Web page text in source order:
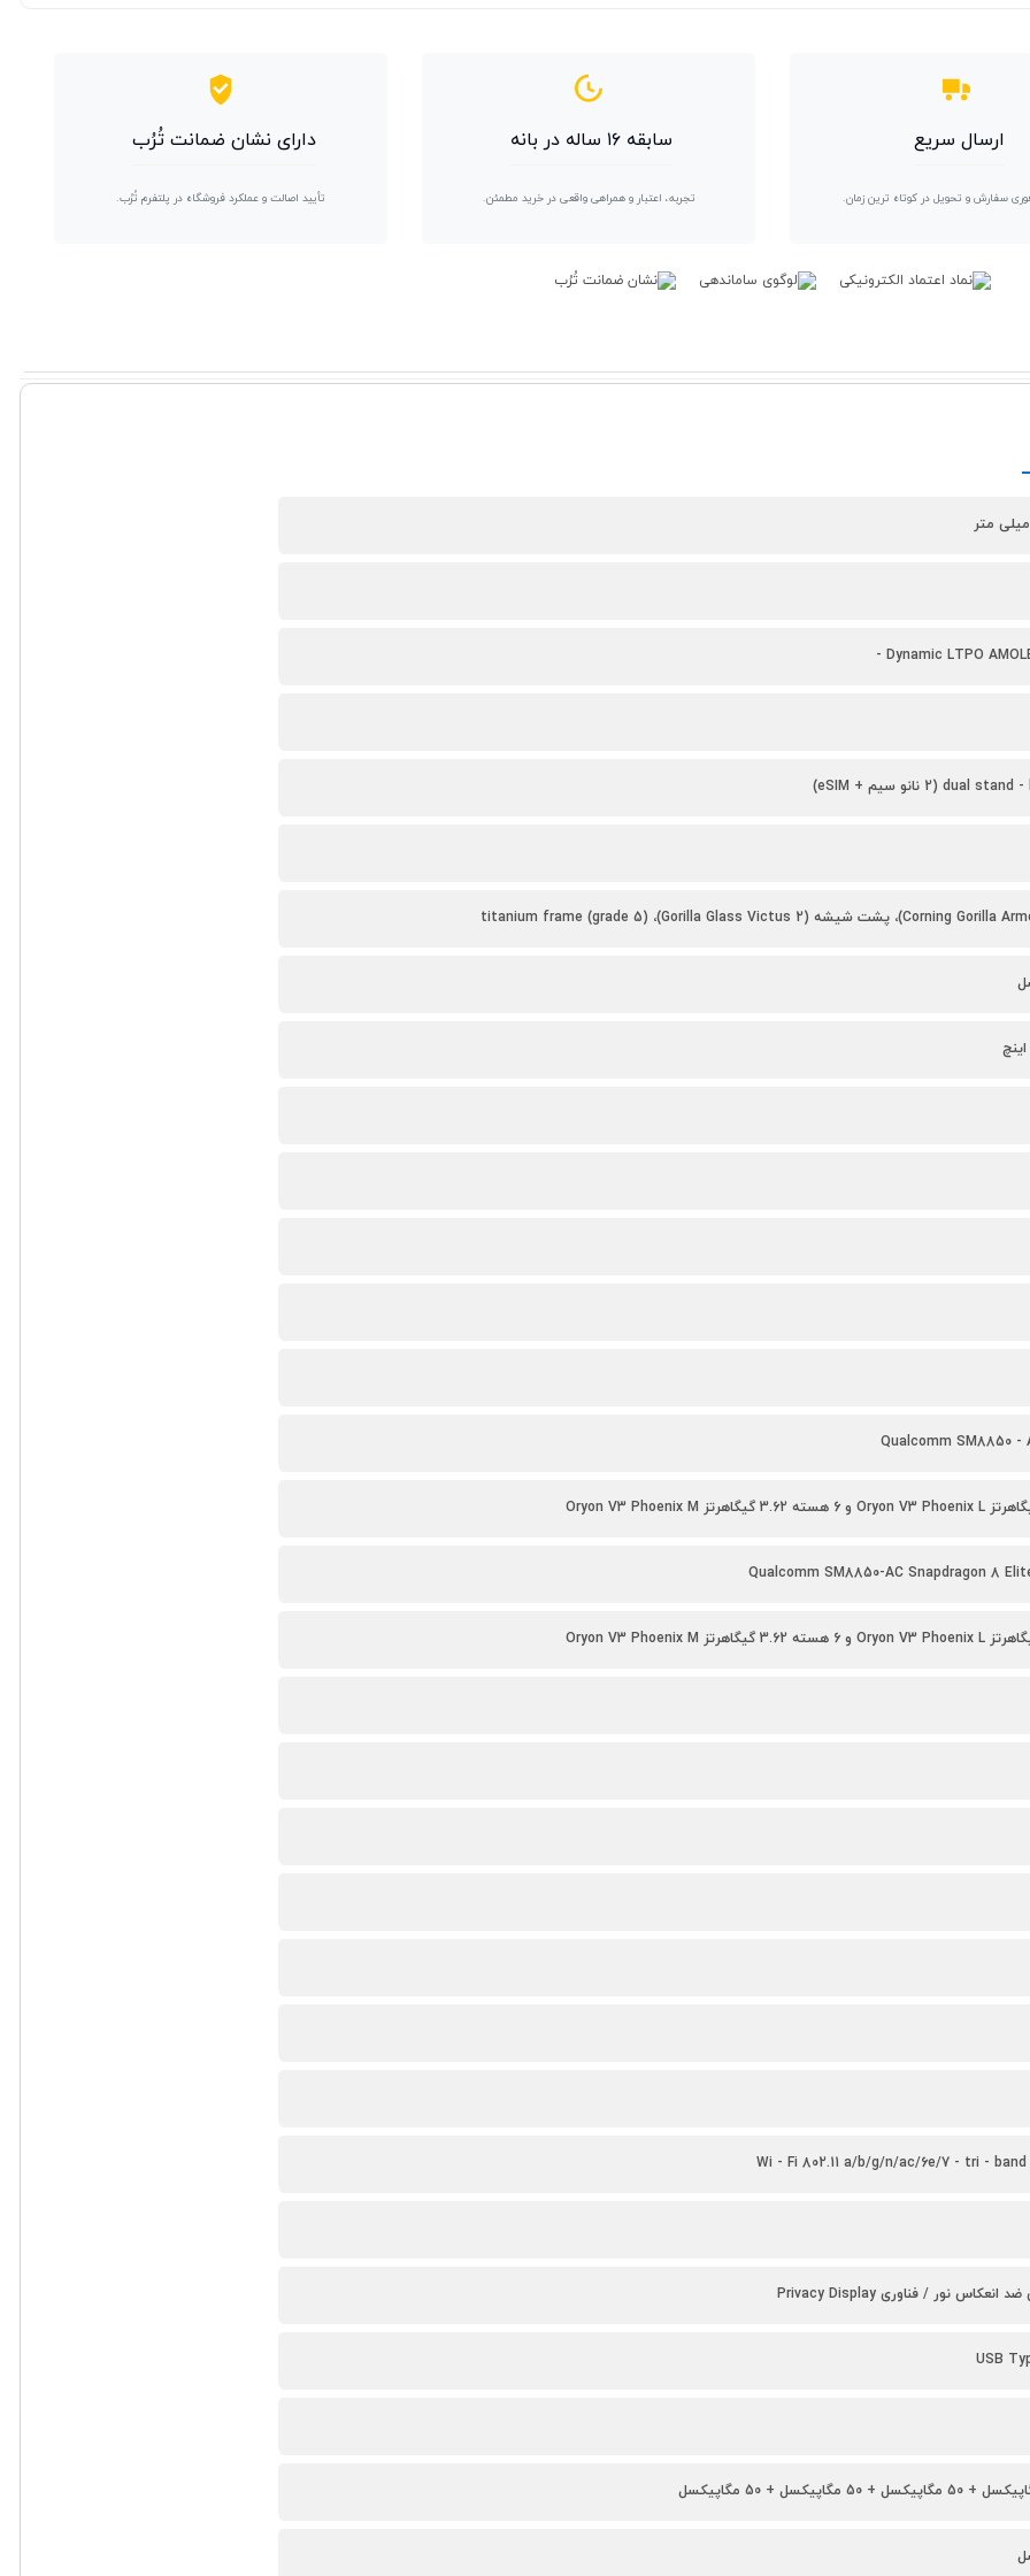
ارسال سریع
سفارش و تحویل در کوتاه ترین زمان.
سابقه ۱۶ ساله در بانه
تجربه، اعتبار و همراهی واقعی در خرید مطمئن.
دارای نشان ضمانت تُرُب
تأیید اصالت و عملکرد فروشگاه در پلتفرم تُرُب.
Dynamic LTPO
Qualcomm SM8850 -
Qualcomm SM8850-AC Snapdragon 8
Wi - Fi 802.11 a/b/g/n/ac/6e/7 - tri -